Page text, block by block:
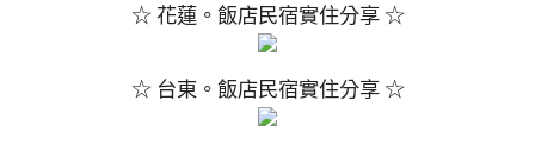
☆ 花蓮。飯店民宿實住分享 ☆
☆ 台東。飯店民宿實住分享 ☆